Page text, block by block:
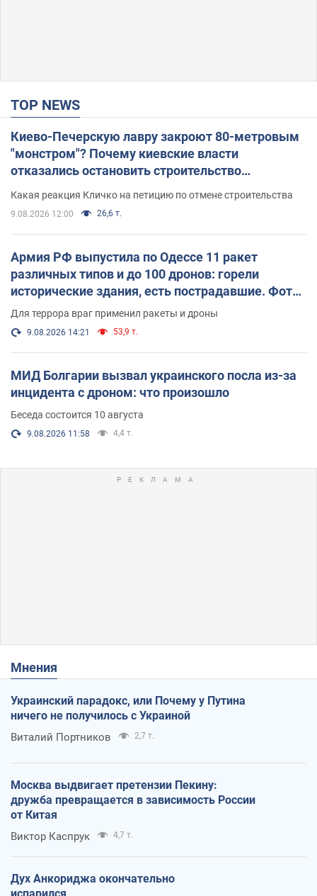
TOP NEWS
Киево-Печерскую лавру закроют 80-метровым
"монстром"? Почему киевские власти
отказались остановить строительство
Какая реакция Кличко на петицию по отмене строительства
9.08.2026 12:00 26,6 т.
Армия РФ выпустила по Одессе 11 ракет
различных типов и до 100 дронов: горели
исторические здания, есть пострадавшие. Фото
и видео
Для террора враг применил ракеты и дроны
9.08.2026 14:21 53,9 т.
МИД Болгарии вызвал украинского посла из-за
инцидента с дроном: что произошло
Беседа состоится 10 августа
9.08.2026 11:58 4,4 т.
Мнения
Украинский парадокс, или Почему у Путина
ничего не получилось с Украиной
Виталий Портников 2,7 т.
Москва выдвигает претензии Пекину:
дружба превращается в зависимость России
от Китая
Виктор Каспрук 4,7 т.
Дух Анкориджа окончательно